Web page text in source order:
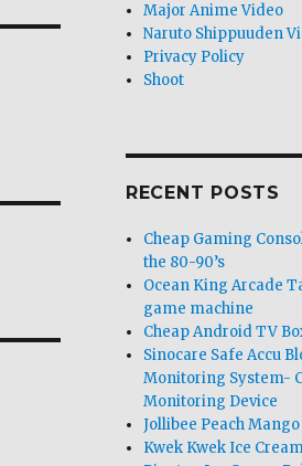
Major Anime Video
Naruto Shippuuden
Privacy Policy
Shoot
RECENT POSTS
Cheap Gaming
the 80-90’s
Ocean King Arcade
game machine
Cheap Android TV
Sinocare Safe Accu
Monitoring System-
Monitoring Device
Jollibee Peach
Kwek Kwek Ice